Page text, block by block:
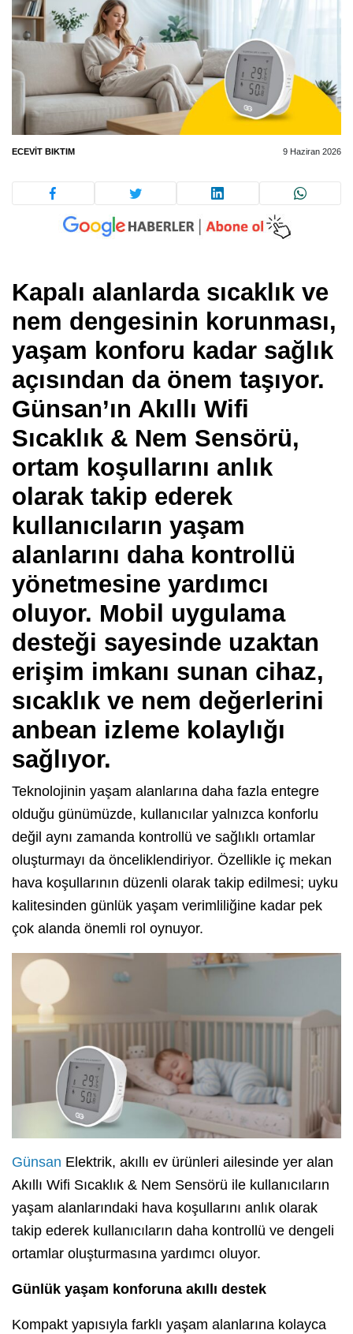
ECEVIT BIKTIM 9 Haziran 2026
Kapalı alanlarda sıcaklık ve
nem dengesinin korunması,
yaşam konforu kadar sağlık
açısından da önem taşıyor.
Günsan’ın Akıllı Wifi
Sıcaklık & Nem Sensörü,
ortam koşullarını anlık
olarak takip ederek
kullanıcıların yaşam
alanlarını daha kontrollü
yönetmesine yardımcı
oluyor. Mobil uygulama
desteği sayesinde uzaktan
erişim imkanı sunan cihaz,
sıcaklık ve nem değerlerini
anbean izleme kolaylığı
sağlıyor.
Teknolojinin yaşam alanlarına daha fazla entegre
olduğu günümüzde, kullanıcılar yalnızca konforlu
değil aynı zamanda kontrollü ve sağlıklı ortamlar
oluşturmayı da önceliklendiriyor. Özellikle iç mekan
hava koşullarının düzenli olarak takip edilmesi; uyku
kalitesinden günlük yaşam verimliliğine kadar pek
çok alanda önemli rol oynuyor.
Günsan Elektrik, akıllı ev ürünleri ailesinde yer alan
Akıllı Wifi Sıcaklık & Nem Sensörü ile kullanıcıların
yaşam alanlarındaki hava koşullarını anlık olarak
takip ederek kullanıcıların daha kontrollü ve dengeli
ortamlar oluşturmasına yardımcı oluyor.
Günlük yaşam konforuna akıllı destek
Kompakt yapısıyla farklı yaşam alanlarına kolayca